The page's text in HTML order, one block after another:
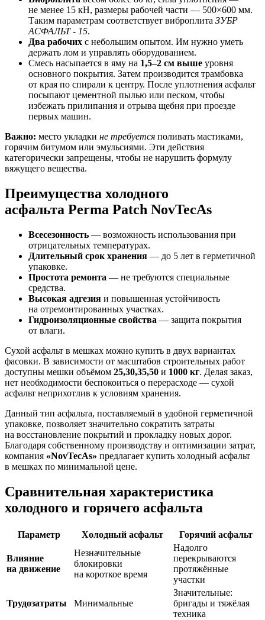
не менее 15 кН, размеры рабочей части — 500×600 мм.
Таким параметрам соответствует виброплита ЗУБР
АСФАЛЬТ - 15.
Два рабочих с небольшим опытом. Им нужно уметь
держать лом и управлять оборудованием.
Смесь насыпается в яму на 1,5–2 см выше уровня
основного покрытия. Затем производится трамбовка
от края по спирали к центру. После уплотнения асфальт
посыпают цементной пылью или песком, чтобы
избежать прилипания и отрыва щебня при проезде
первых машин.
Важно: место укладки не требуется поливать мастиками,
горячим битумом или эмульсиями. Эти действия
категорически запрещены, чтобы не нарушить формулу
вяжущего вещества.
Преимущества холодного
асфальта Perma Patch NovTecAs
Всесезонность — возможность использования при
отрицательных температурах.
Длительный срок хранения — до 5 лет в герметичной
упаковке.
Простота ремонта — не требуются специальные
средства.
Высокая адгезия и повышенная устойчивость
на отремонтированных участках.
Гидроизоляционные свойства — защита покрытия
от влаги.
Сухой асфальт в мешках можно купить в двух вариантах
фасовки. В зависимости от масштабов строительных работ
доступны мешки объёмом 25,30,35,50 и 1000 кг. Делая заказ,
нет необходимости беспокоиться о перерасходе — сухой
асфальт неприхотлив к условиям хранения.
Данный тип асфальта, поставляемый в удобной герметичной
упаковке, позволяет значительно сократить затраты
на восстановление покрытий и прокладку новых дорог.
Благодаря собственному производству и оптимизации затрат,
компания «NovTecAs» предлагает купить холодный асфальт
в мешках по минимальной цене.
Сравнительная характеристика
холодного и горячего асфальта
Параметр Холодный асфальт Горячий асфальт
Влияние
на движение
Незначительные
блокировки
на короткое время
Надолго
перекрываются
протяжённые
участки
Трудозатраты Минимальные
Значительные:
бригады и тяжёлая
техника